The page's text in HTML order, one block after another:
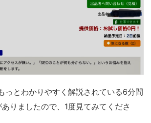
っとわかりやすく解説されている6分間
りましたので、1度見てみてくださ